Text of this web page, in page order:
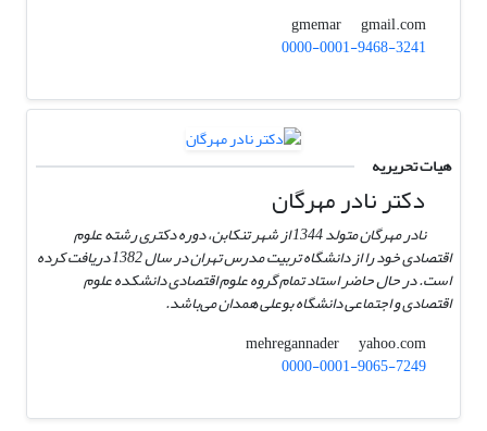
gmemar
gmail.com
0000-0001-9468-3241
هیات تحریریه
دکتر نادر مهرگان
نادر مهرگان متولد 1344 از شهر تنکابن، دوره دکتری رشته علوم
اقتصادی خود را از دانشگاه تربیت مدرس تهران در سال 1382 دریافت کرده
است. در حال حاضر استاد تمام گروه علوم اقتصادی دانشکده علوم
اقتصادی و اجتماعی دانشگاه بوعلی همدان می‌باشد.
mehregannader
yahoo.com
0000-0001-9065-7249